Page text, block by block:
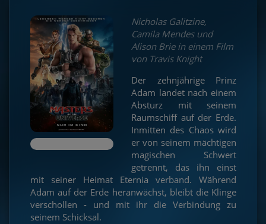
Nicholas Galitzine,
Camila Mendes und
Alison Brie in einem Film
von Travis Knight
Der zehnjährige Prinz
Adam landet nach einem
Absturz mit seinem
Raumschiff auf der Erde.
Inmitten des Chaos wird
er von seinem mächtigen
magischen Schwert
getrennt, das ihn einst
mit seiner Heimat Eternia verband. Während
Adam auf der Erde heranwächst, bleibt die Klinge
verschollen - und mit ihr die Verbindung zu
seinem Schicksal.